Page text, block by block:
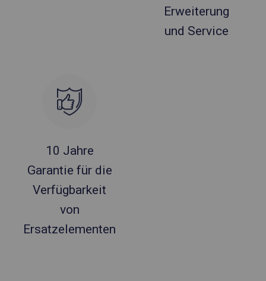
Erweiterung
und Service
10 Jahre
Garantie für die
Verfügbarkeit
von
Ersatzelementen